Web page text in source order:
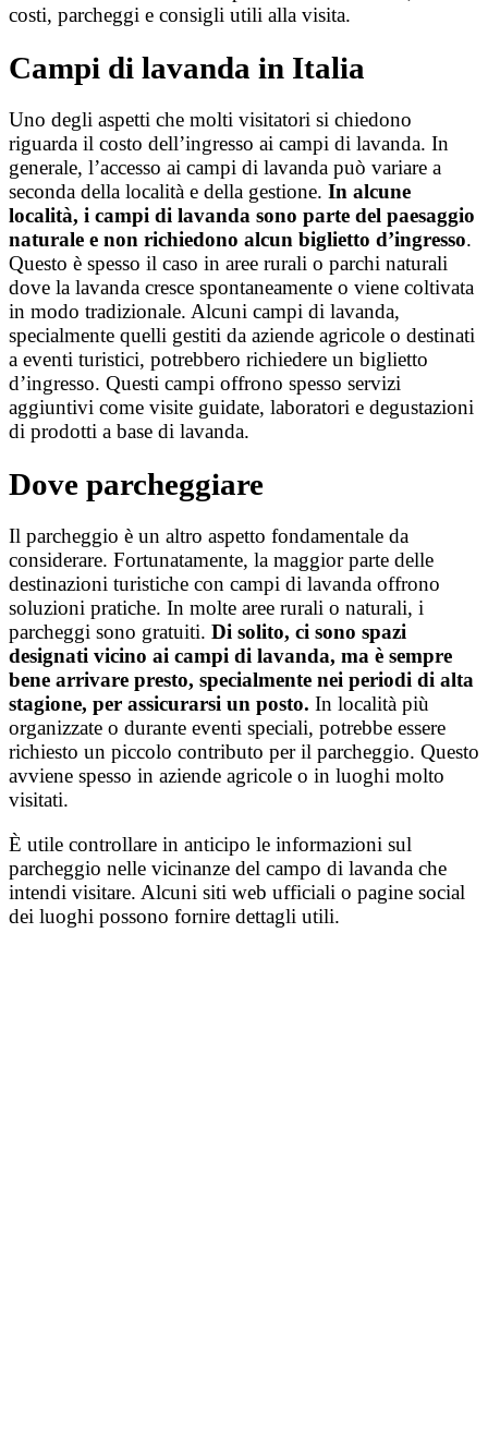
costi, parcheggi e consigli utili alla visita.
Campi di lavanda in Italia
Uno degli aspetti che molti visitatori si chiedono
riguarda il costo dell’ingresso ai campi di lavanda. In
generale, l’accesso ai campi di lavanda può variare a
seconda della località e della gestione. In alcune
località, i campi di lavanda sono parte del paesaggio
naturale e non richiedono alcun biglietto d’ingresso.
Questo è spesso il caso in aree rurali o parchi naturali
dove la lavanda cresce spontaneamente o viene coltivata
in modo tradizionale. Alcuni campi di lavanda,
specialmente quelli gestiti da aziende agricole o destinati
a eventi turistici, potrebbero richiedere un biglietto
d’ingresso. Questi campi offrono spesso servizi
aggiuntivi come visite guidate, laboratori e degustazioni
di prodotti a base di lavanda.
Dove parcheggiare
Il parcheggio è un altro aspetto fondamentale da
considerare. Fortunatamente, la maggior parte delle
destinazioni turistiche con campi di lavanda offrono
soluzioni pratiche. In molte aree rurali o naturali, i
parcheggi sono gratuiti. Di solito, ci sono spazi
designati vicino ai campi di lavanda, ma è sempre
bene arrivare presto, specialmente nei periodi di alta
stagione, per assicurarsi un posto. In località più
organizzate o durante eventi speciali, potrebbe essere
richiesto un piccolo contributo per il parcheggio. Questo
avviene spesso in aziende agricole o in luoghi molto
visitati.
È utile controllare in anticipo le informazioni sul
parcheggio nelle vicinanze del campo di lavanda che
intendi visitare. Alcuni siti web ufficiali o pagine social
dei luoghi possono fornire dettagli utili.